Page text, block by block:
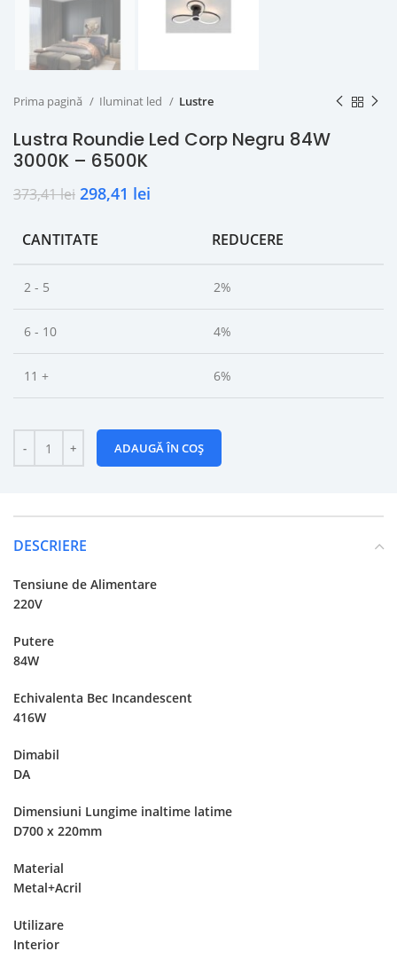
Prima pagină Iluminat led Lustre
Lustra Roundie Led Corp Negru 84W
3000K – 6500K
373,41lei 298,41 lei
CANTITATE REDUCERE
2 - 5 2%
6 - 10 4%
11 + 6%
ADAUGĂ ÎN COȘ
DESCRIERE
Tensiune de Alimentare
220V
Putere
84W
Echivalenta Bec Incandescent
416W
Dimabil
DA
Dimensiuni Lungime inaltime latime
D700 x 220mm
Material
Metal+Acril
Utilizare
Interior